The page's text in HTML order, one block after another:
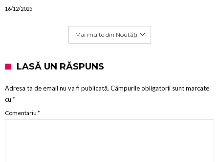
16/12/2025
Mai multe din Noutăți
LASĂ UN RĂSPUNS
Adresa ta de email nu va fi publicată. Câmpurile obligatorii sunt marcate
cu *
Comentariu *